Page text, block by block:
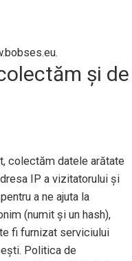
și de
colectăm datele arătate
IP a vizitatorului și
a ne ajuta la
(numit și un hash),
fi furnizat serviciului
Politica de